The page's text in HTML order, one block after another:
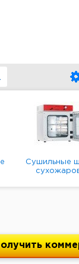
Сушильные